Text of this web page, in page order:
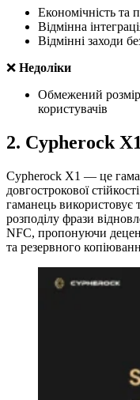
Економічність та
Відмінна
Відмінні заходи
❌ Недоліки
Обмежений
користувачів
2. Cypherock X1
Cypherock X1 — це
довгострокової
гаманець використовує
розподілу фрази
NFC, пропонуючи
та резервного